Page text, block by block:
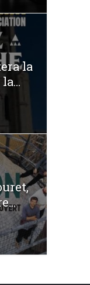
la